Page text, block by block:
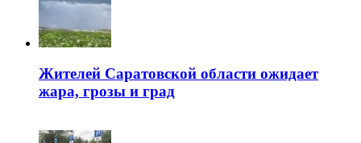
Жителей Саратовской области ожидает
жара, грозы и град